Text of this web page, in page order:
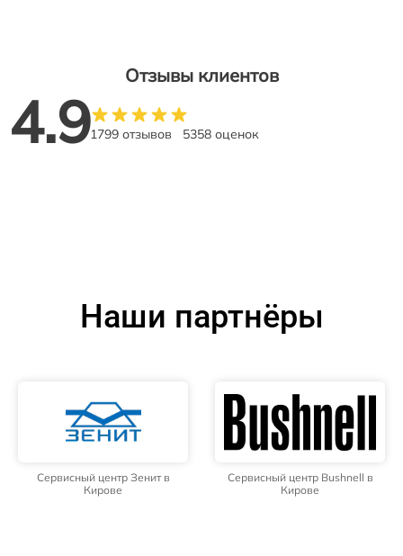
Отзывы клиентов
4.91799 отзывов 5358 оценок
Наши партнёры
Сервисный центр Зенит в
Кирове
Сервисный центр Bushnell в
Кирове